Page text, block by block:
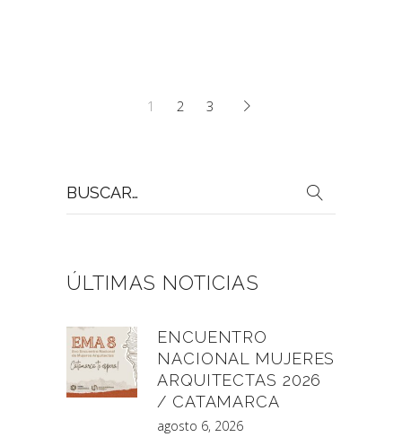
1 2 3
por:
ÚLTIMAS NOTICIAS
ENCUENTRO
NACIONAL MUJERES
ARQUITECTAS 2026
/ CATAMARCA
agosto 6, 2026